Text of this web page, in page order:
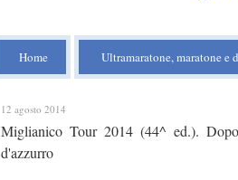
Home Ultramaratone, maratone e
12 agosto 2014
Miglianico Tour 2014 (44^ ed.).
d'azzurro